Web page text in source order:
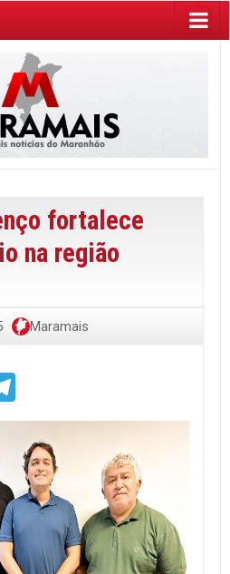
fortalece
na região
Maramais